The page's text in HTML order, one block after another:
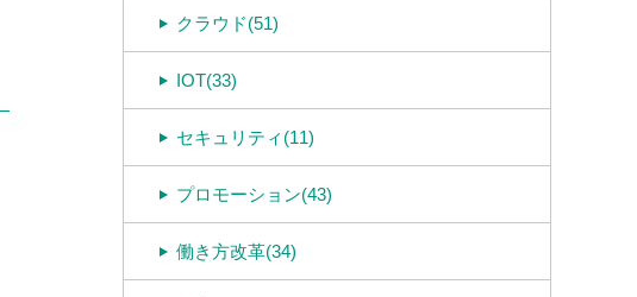
クラウド(51)
IOT(33)
セキュリティ(11)
プロモーション(43)
働き方改革(34)